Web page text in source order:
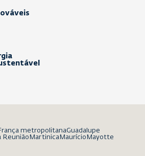
metropolitanaGuadalupe
Reunião Martinica Maurício Mayotte